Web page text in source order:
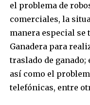
el problema de
comerciales, la
manera especial se
Ganadera para
traslado de
así como el
telefónicas, entre